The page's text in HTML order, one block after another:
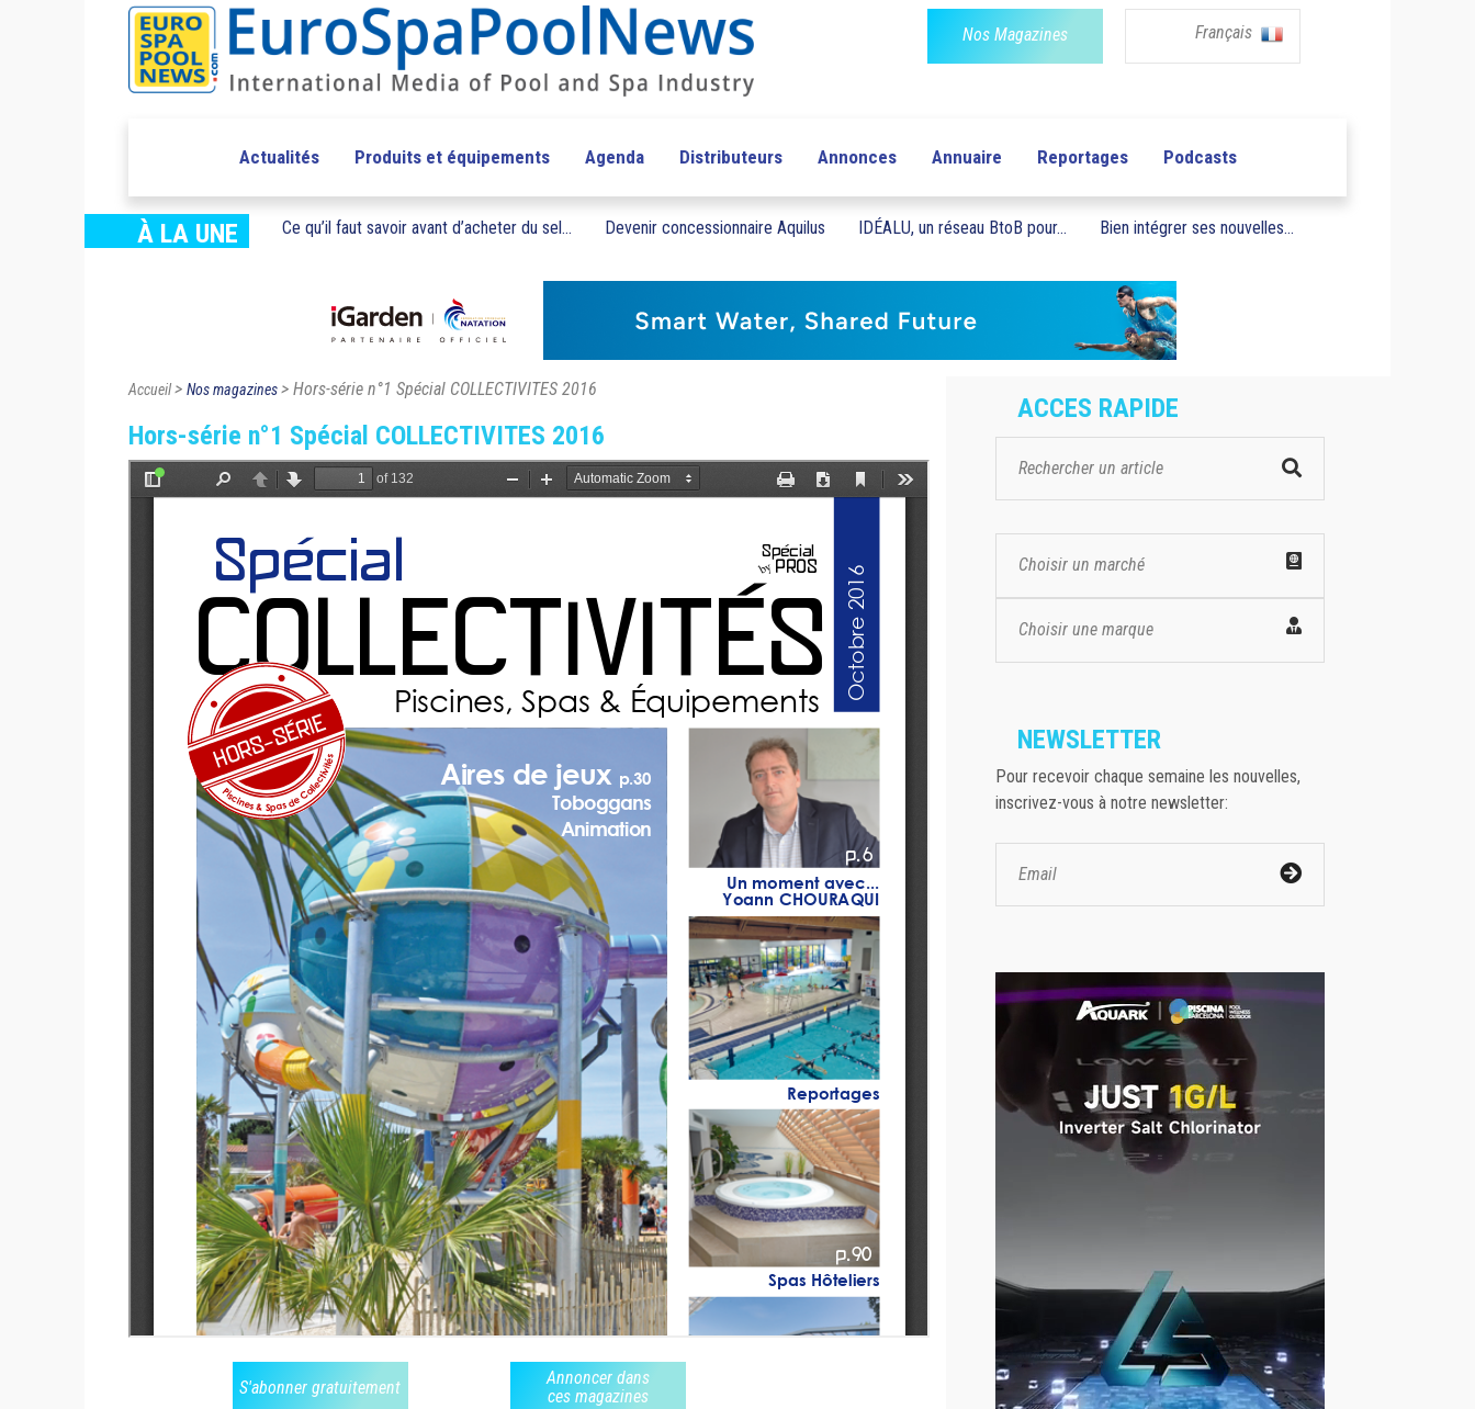
Nos Magazines Français
Actualités Produits et équipements Agenda Distributeurs Annonces Annuaire Reportages Podcasts
À LA UNE Ce qu’il faut savoir avant d’acheter du sel... Devenir concessionnaire Aquilus IDÉALU, un réseau BtoB pour... Bien intégrer ses nouvelles...
Accueil> Nos magazines> Hors-série n°1 Spécial COLLECTIVITES 2016
Hors-série n°1 Spécial COLLECTIVITES 2016
S'abonner gratuitement
Annoncer dans
ces magazines
ACCES RAPIDE
Choisir un marché
Choisir une marque
NEWSLETTER
Pour recevoir chaque semaine les nouvelles,
inscrivez-vous à notre newsletter: